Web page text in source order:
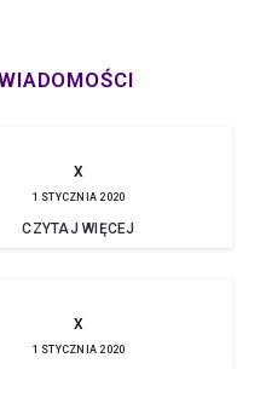
X
1 STYCZNIA 2020
CZYTAJ WIĘCEJ
X
1 STYCZNIA 2020